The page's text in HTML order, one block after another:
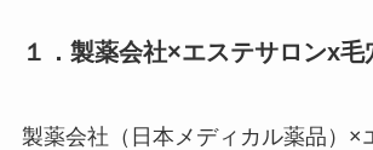
１．製薬会社×エステサロンx
製薬会社（日本メディカル薬品）×